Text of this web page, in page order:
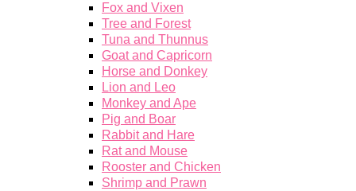
Fox and Vixen
Tree and Forest
Tuna and Thunnus
Goat and Capricorn
Horse and Donkey
Lion and Leo
Monkey and Ape
Pig and Boar
Rabbit and Hare
Rat and Mouse
Rooster and Chicken
Shrimp and Prawn